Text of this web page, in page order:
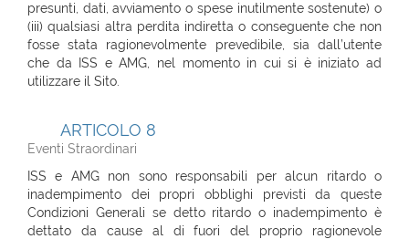
presunti, dati, avviamento o spese inutilmente sostenute) o
(iii) qualsiasi altra perdita indiretta o conseguente che non
fosse stata ragionevolmente prevedibile, sia dall’utente
che da ISS e AMG, nel momento in cui si è iniziato ad
utilizzare il Sito.
ARTICOLO 8
Eventi Straordinari
ISS e AMG non sono responsabili per alcun ritardo o
inadempimento dei propri obblighi previsti da queste
Condizioni Generali se detto ritardo o inadempimento è
dettato da cause al di fuori del proprio ragionevole